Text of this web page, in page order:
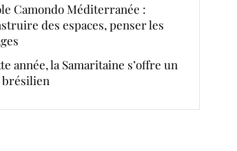
Camondo Méditerranée :
des espaces, penser les
année, la Samaritaine s’offre un
brésilien